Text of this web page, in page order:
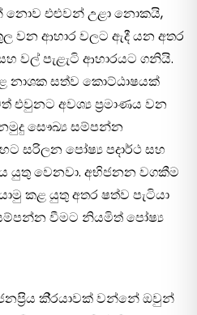
නොව එළුවන් උළා නොකයි,
වන ආහාර වලට ඇදී යන අතර
වල් පැළැටි ආහාරයට ගනියි.
නාශක සත්ව කොට්ඨාෂයක්
එවුනට අවශ්‍ය ප‍්‍රමාණය වන
සෞඛ්‍ය සම්පන්න
සරිලන පෝෂ්‍ය පදාර්ථ සහ
යුතු වෙනවා. අභිජනන වගකීම
කළ යුතු අතර ෂත්ව පැටියා
වීමට නියමිත් පෝෂ්‍ය
කි‍්‍රයාවක් වන්නේ ඔවුන්